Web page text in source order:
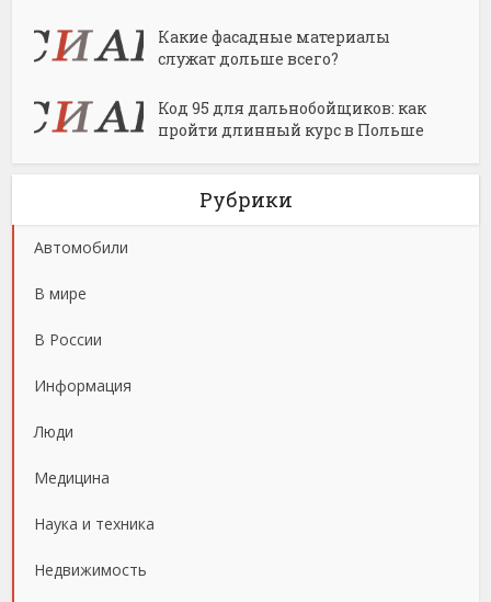
Какие фасадные материалы
служат дольше всего?
Код 95 для дальнобойщиков: как
пройти длинный курс в Польше
Рубрики
Автомобили
В мире
В России
Информация
Люди
Медицина
Наука и техника
Недвижимость